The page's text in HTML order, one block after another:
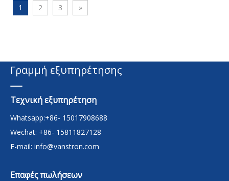
1 2 3 »
Γραμμή εξυπηρέτησης
Τεχνική εξυπηρέτηση
Whatsapp:+86- 15017908688
Wechat: +86- 15811827128
E-mail: info@vanstron.com
Επαφές πωλήσεων